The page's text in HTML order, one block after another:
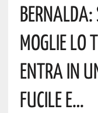
BERNALDA:
MOGLIE LO
ENTRA IN
FUCILE E…